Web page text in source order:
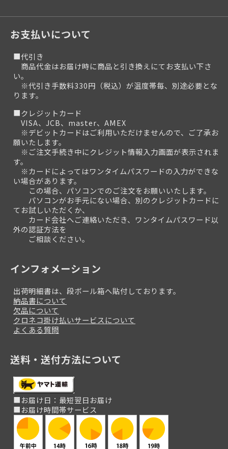
お支払いについて
■代引き
商品代金はお届け時に商品と引き換えにてお支払い下さ
い。
※代引き手数料330円（税込）が温度帯毎、別途必要とな
ります。
■クレジットカード
VISA、JCB、master、AMEX
※デビットカードはご利用いただけませんので、ご了承お
願いたします。
※ご注文手続き中にクレジット情報入力画面が表示されま
す。
※カードによってはワンタイムパスワードの入力ができな
い場合があります。
この場合、パソコンでのご注文をお願いいたします。
パソコンがお手元にない場合、別のクレジットカードに
てお試しいただくか、
カード会社へご連絡いただき、ワンタイムパスワード以
外の認証方法を
ご相談ください。
インフォメーション
出荷明細書は、段ボール箱へ貼付しております。
納品書について
欠品について
クロネコ掛け払いサービスについて
よくある質問
送料・送付方法について
■お届け日：最短翌日お届け
■お届け時間帯サービス